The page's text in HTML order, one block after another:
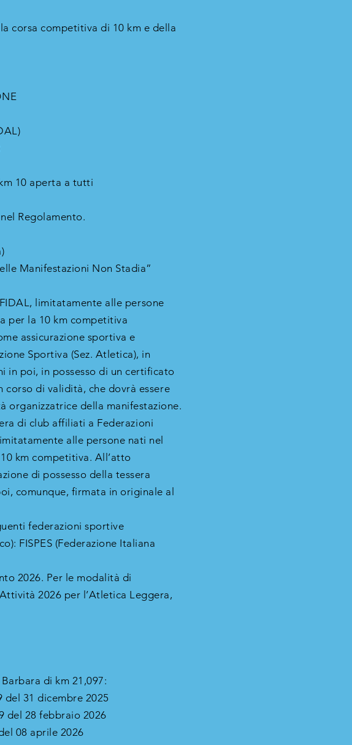
corsa competitiva di 10 km e della
10 aperta a tutti
Regolamento.
Manifestazioni Non Stadia”
limitatamente alle persone
per la 10 km competitiva
assicurazione sportiva e
Sportiva (Sez. Atletica), in
in poi, in possesso di un certificato
di validità, che dovrà essere
organizzatrice della manifestazione.
di club affiliati a Federazioni
alle persone nati nel
km competitiva. All’atto
di possesso della tessera
comunque, firmata in originale al
federazioni sportive
FISPES (Federazione Italiana
2026. Per le modalità di
2026 per l’Atletica Leggera,
di km 21,097:
31 dicembre 2025
del 28 febbraio 2026
08 aprile 2026